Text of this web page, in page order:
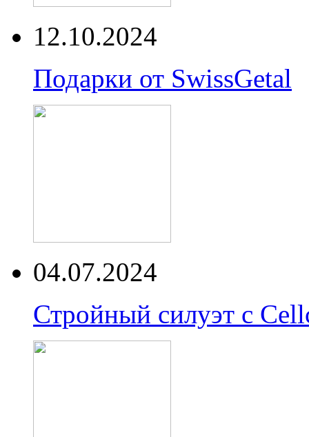
12.10.2024
Подарки от SwissGetal
04.07.2024
Стройный силуэт с